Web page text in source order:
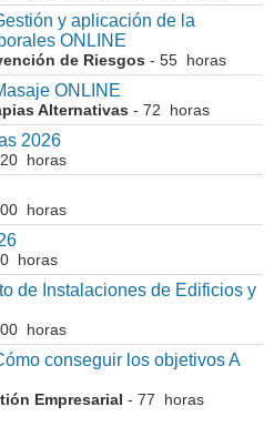
y aplicación de la
ONLINE
de Riesgos - 55 horas
ONLINE
Alternativas - 72 horas
2026
horas
horas
horas
de Instalaciones de Edificios y
horas
conseguir los objetivos A
Empresarial - 77 horas